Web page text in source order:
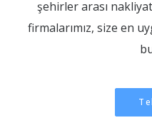
şehirler arası nakliyat
firmalarımız, size en